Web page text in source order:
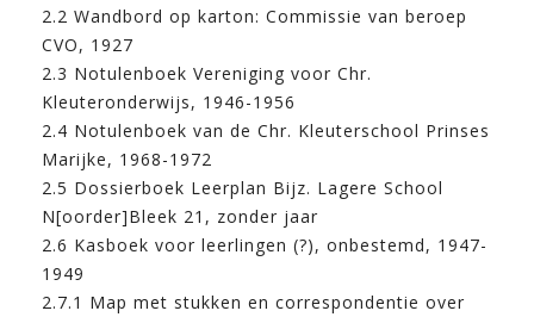
2.2 Wandbord op karton: Commissie van beroep
CVO, 1927
2.3 Notulenboek Vereniging voor Chr.
Kleuteronderwijs, 1946-1956
2.4 Notulenboek van de Chr. Kleuterschool Prinses
Marijke, 1968-1972
2.5 Dossierboek Leerplan Bijz. Lagere School
N[oorder]Bleek 21, zonder jaar
2.6 Kasboek voor leerlingen (?), onbestemd, 1947-
1949
2.7.1 Map met stukken en correspondentie over